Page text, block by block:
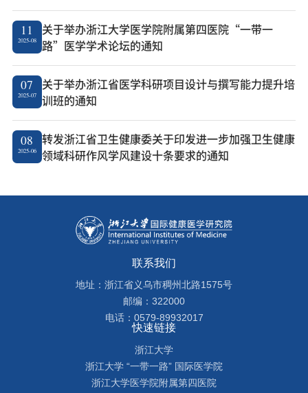
11
2025-08
关于举办浙江大学医学院附属第四医院“一带一
路”医学学术论坛的通知
07
2025-07
关于举办浙江省医学科研项目设计与撰写能力提升培
训班的通知
08
2025-06
转发浙江省卫生健康委关于印发进一步加强卫生健康
领域科研作风学风建设十条要求的通知
联系我们
地址：浙江省义乌市稠州北路1575号
邮编：322000
电话：0579-89932017
快速链接
浙江大学
浙江大学 “一带一路” 国际医学院
浙江大学医学院附属第四医院